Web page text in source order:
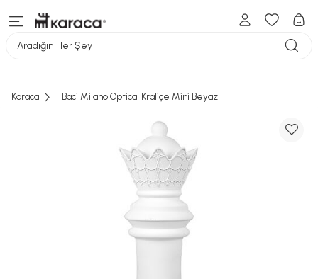
Aradığın Her Şey
Karaca Baci Milano Optical Kraliçe Mini Beyaz